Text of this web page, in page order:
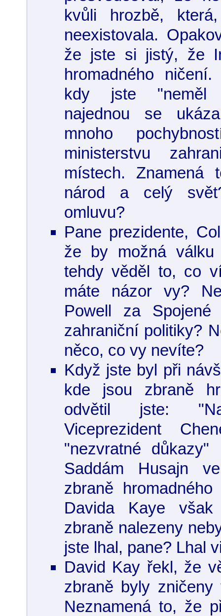
kvůli hrozbě,
neexistovala.
že jste si jistý, že
hromadného
kdy jste "neměl
najednou se
mnoho
ministerstvu
místech.
národ a celý
omluvu?
Pane prezidente,
že by možná válku
tehdy věděl to, co
máte názor vy?
Powell za
zahraniční politiky?
něco, co vy nevíte?
Když jste byl při
kde jsou zbraně
odvětil jste:
Viceprezident
"nezvratné
Saddám Husajn
zbraně
Davida Kaye
zbraně nalezeny
jste lhal, pane? Lhal
David Kay řekl, že
zbraně byly
Neznamená to, že